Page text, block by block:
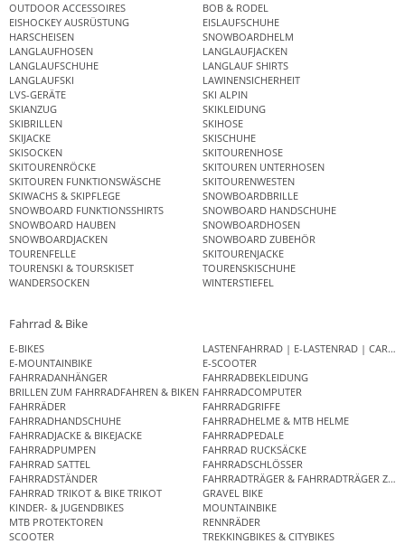
OUTDOOR ACCESSOIRES
BOB & RODEL
EISHOCKEY AUSRÜSTUNG
EISLAUFSCHUHE
HARSCHEISEN
SNOWBOARDHELM
LANGLAUFHOSEN
LANGLAUFJACKEN
LANGLAUFSCHUHE
LANGLAUF SHIRTS
LANGLAUFSKI
LAWINENSICHERHEIT
LVS-GERÄTE
SKI ALPIN
SKIANZUG
SKIKLEIDUNG
SKIBRILLEN
SKIHOSE
SKIJACKE
SKISCHUHE
SKISOCKEN
SKITOURENHOSE
SKITOURENRÖCKE
SKITOUREN UNTERHOSEN
SKITOUREN FUNKTIONSWÄSCHE
SKITOURENWESTEN
SKIWACHS & SKIPFLEGE
SNOWBOARDBRILLE
SNOWBOARD FUNKTIONSSHIRTS
SNOWBOARD HANDSCHUHE
SNOWBOARD HAUBEN
SNOWBOARDHOSEN
SNOWBOARDJACKEN
SNOWBOARD ZUBEHÖR
TOURENFELLE
SKITOURENJACKE
TOURENSKI & TOURSKISET
TOURENSKISCHUHE
WANDERSOCKEN
WINTERSTIEFEL
Fahrrad & Bike
E-BIKES
LASTENFAHRRAD | E-LASTENRAD |
E-MOUNTAINBIKE
E-SCOOTER
FAHRRADANHÄNGER
FAHRRADBEKLEIDUNG
BRILLEN ZUM FAHRRADFAHREN & BIKEN FAHRRADCOMPUTER
FAHRRÄDER
FAHRRADGRIFFE
FAHRRADHANDSCHUHE
FAHRRADHELME & MTB HELME
FAHRRADJACKE & BIKEJACKE
FAHRRADPEDALE
FAHRRADPUMPEN
FAHRRAD RUCKSÄCKE
FAHRRAD SATTEL
FAHRRADSCHLÖSSER
FAHRRADSTÄNDER
FAHRRADTRÄGER & FAHRRADTRÄGER
FAHRRAD TRIKOT & BIKE TRIKOT
GRAVEL BIKE
KINDER- & JUGENDBIKES
MOUNTAINBIKE
MTB PROTEKTOREN
RENNRÄDER
SCOOTER
TREKKINGBIKES & CITYBIKES